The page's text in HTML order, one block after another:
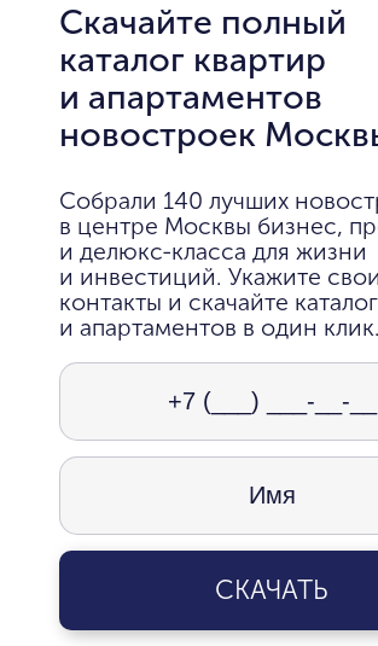
Скачайте полный
каталог квартир
и апартаментов
новостроек
Собрали 140 лучших
в центре Москвы бизнес,
и делюкс-класса для жизни
и инвестиций. Укажите свои
контакты и скачайте
и апартаментов в один клик.
СКАЧАТЬ